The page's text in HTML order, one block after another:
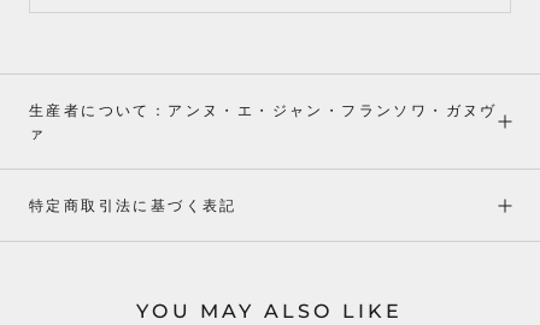
生産者について：アンヌ・エ・ジャン・フランソワ・ガヌヴ
ァ
特定商取引法に基づく表記
YOU MAY ALSO LIKE